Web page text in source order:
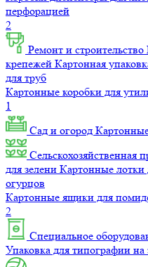
перфорацией
2
Ремонт и строительство
крепежей Картонная
для труб
Картонные коробки для
1
Сад и огород
Сельскохозяйственная
для зелени Картонные лотки
огурцов
Картонные ящики для
2
Специальное
Упаковка для типографии на